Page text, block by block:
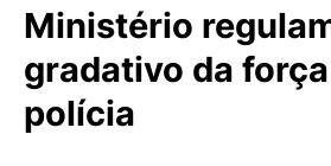
Ministério
gradativo da
polícia